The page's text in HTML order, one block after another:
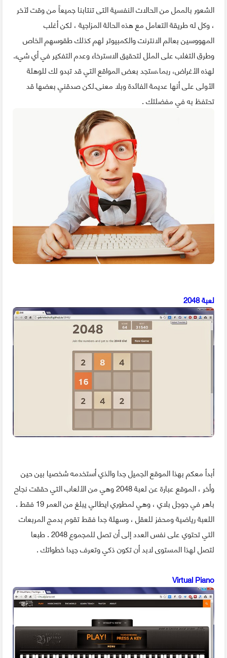
الشعور بالممل من الحالات النفسية التى تنتابنا جميعاً من وقت لآخر
، وكل له طريقة التعامل مع هذه الحالة المزاجية ، لكن أغلب
المهووسين بعالم الانترنت والكمبيوتر لهم كذلك طقوسهم الخاص
وطرق التغلب على الملل لتحقيق الاسترخاء وعدم التفكير في أي شيء.
لهذه الأغراض، ربما،ستجد بعض المواقع التي قد تبدو لك للوهلة
الأولى على أنها عديمة الفائدة وبلا معنى.لكن صدقني بعضها قد
تحتفظ به في مفضلتك .
لعبة 2048
أبدأ معكم بهذا الموقع الجميل جدا والذي أستخدمه شخصيا بين حين
وأخر ، الموقع عبارة عن لعبة 2048 وهي من الألعاب التي حققت نجاح
باهر في جوجل بلاي ، وهي لمطوري ايطالي يبلغ من العمر 19 فقط .
اللعبة رياضية ومحفز للعقل ، وسهلة جدا فقط تقوم بدمج المربعات
التي تحتوي على نفس العدد إلى أن تصل للمجموع 2048 . طبعا
لتصل لهذا المستوى لابد أن تكون ذكي وتعرف جيدا خطواتك .
Virtual Piano